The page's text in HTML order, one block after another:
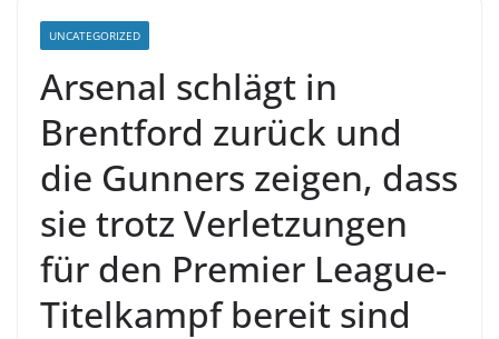
UNCATEGORIZED
Arsenal schlägt in
Brentford zurück und
die Gunners zeigen, dass
sie trotz Verletzungen
für den Premier League-
Titelkampf bereit sind